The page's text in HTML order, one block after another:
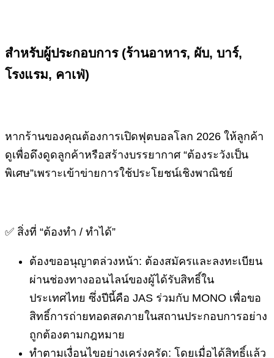
สำหรับผู้ประกอบการ (ร้านอาหาร, ผับ, บาร์,
โรงแรม, คาเฟ่)
หากร้านของคุณต้องการเปิดฟุตบอลโลก 2026 ให้ลูกค้า
ดูเพื่อดึงดูดลูกค้าหรือสร้างบรรยากาศ “ต้องระวังเป็น
พิเศษ”เพราะเข้าข่ายการใช้ประโยชน์เชิงพาณิชย์
✅ สิ่งที่ “ต้องทำ / ทำได้”
ต้องขออนุญาตล่วงหน้า: ต้องสมัครและลงทะเบียน
ผ่านช่องทางออนไลน์ของผู้ได้รับสิทธิ์ใน
ประเทศไทย ซึ่งปีนี้คือ JAS ร่วมกับ MONO เพื่อขอ
สิทธิ์การถ่ายทอดสดภายในสถานประกอบการอย่าง
ถูกต้องตามกฎหมาย
ทำตามเงื่อนไขอย่างเคร่งครัด: โดยเมื่อได้สิทธิ์แล้ว